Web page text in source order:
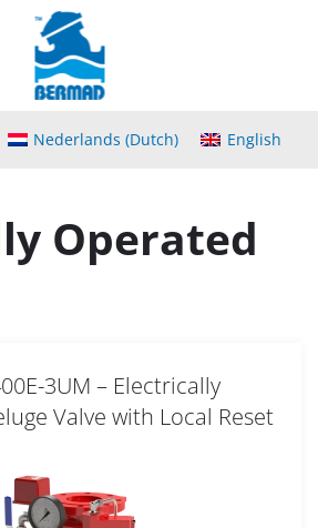
Nederlands (Dutch) English
Operated
3UM – Electrically
Valve with Local Reset